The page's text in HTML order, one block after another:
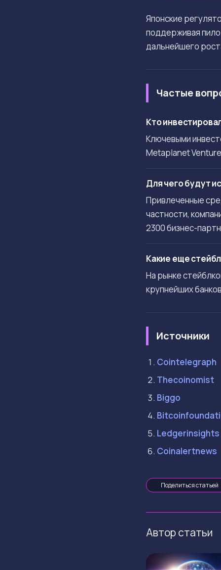
Японские
поддерживая
дальнейшего
Частые
Кто
Ключевыми
Metaplanet
Для чего будут
Привлеченные
частности,
2300 бизнес-
Какие еще
На рынке
крупнейших
Источники
Cointelegraph
Thecoinomist
Biggo
Ledgerinsights
Coinalertnews
Поделиться статьей
Автор статьи